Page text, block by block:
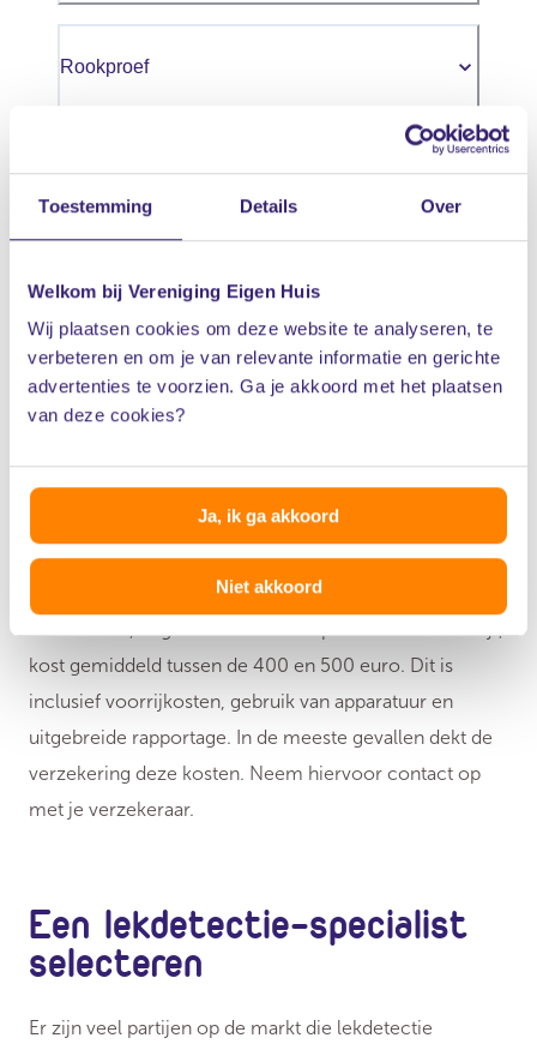
Toestemming Details Over
Welkom bij Vereniging Eigen Huis
Wij plaatsen cookies om deze website te analyseren, te
verbeteren en om je van relevante informatie en gerichte
advertenties te voorzien. Ga je akkoord met het plaatsen
van deze cookies?
Ja, ik ga akkoord
Niet akkoord
Rookproef
Hoe lang duurt
lekdetectie?
Een lekkage opsporen kan vaak binnen één dag. Je
ontvangt daarna een uitgebreid lekdetectie-rapport
probleem kunt (laten) oplossen.
Wat kost lekdetectie?
Lekdetectie, uitgevoerd door een professioneel bedrijf,
kost gemiddeld tussen de 400 en 500 euro. Dit is
inclusief voorrijkosten, gebruik van apparatuur en
uitgebreide rapportage. In de meeste gevallen dekt de
verzekering deze kosten. Neem hiervoor contact op
met je verzekeraar.
Een lekdetectie-specialist
selecteren
Er zijn veel partijen op de markt die lekdetectie